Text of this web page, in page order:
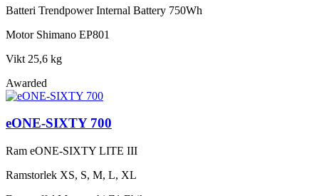
Batteri Trendpower Internal Battery 750Wh
Motor Shimano EP801
Vikt 25,6 kg
Awarded
eONE-SIXTY 700
Ram eONE-SIXTY LITE III
Ramstorlek XS, S, M, L, XL